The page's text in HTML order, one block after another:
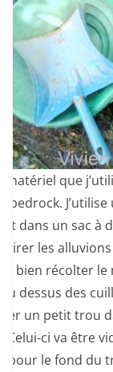
matériel que
bedrock.
dans un sac à
les
bien récolter le
dessus des
un petit trou
Celui-ci va être
pour le fond du